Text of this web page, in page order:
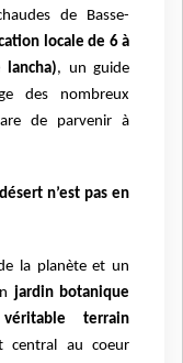
de Basse-
locale de 6 à
, un guide
des nombreux
de parvenir à
n’est pas en
la planète et un
jardin botanique
terrain
central au coeur